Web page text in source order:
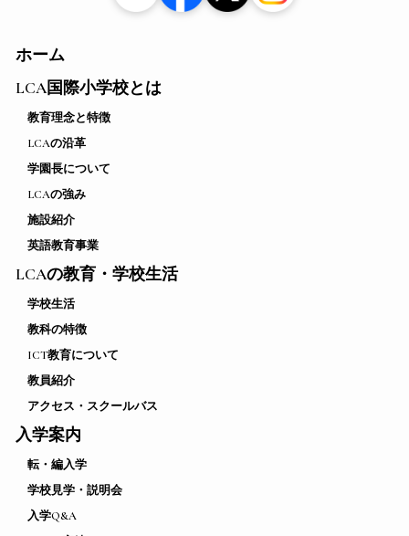
ホーム
LCA国際小学校とは
教育理念と特徴
LCAの沿革
学園長について
LCAの強み
施設紹介
英語教育事業
LCAの教育・学校生活
学校生活
教科の特徴
ICT教育について
教員紹介
アクセス・スクールバス
入学案内
転・編入学
学校見学・説明会
入学Q&A